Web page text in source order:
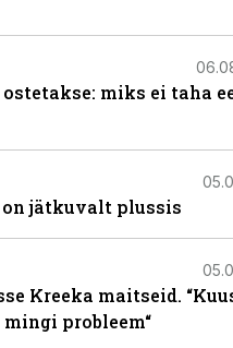
miks ei taha
on jätkuvalt plussis
Kreeka maitseid.
probleem“